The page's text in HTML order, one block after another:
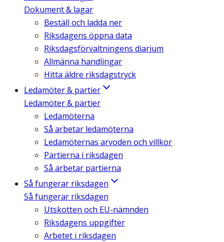
Dokument & lagar
Beställ och ladda ner
Riksdagens öppna data
Riksdagsförvaltningens diarium
Allmänna handlingar
Hitta äldre riksdagstryck
Ledamöter & partier
Ledamöter & partier
Ledamöterna
Så arbetar ledamöterna
Ledamöternas arvoden och villkor
Partierna i riksdagen
Så arbetar partierna
Så fungerar riksdagen
Så fungerar riksdagen
Utskotten och EU-nämnden
Riksdagens uppgifter
Arbetet i riksdagen